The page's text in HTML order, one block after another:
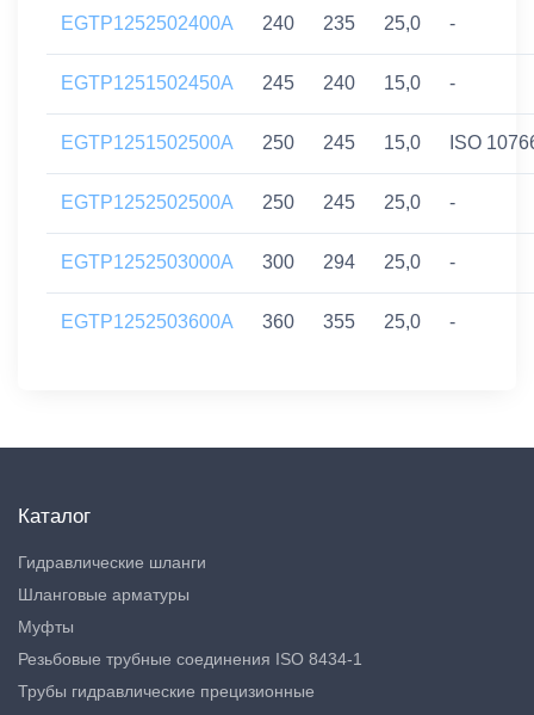
EGTP1252502400A 240 235 25,0 -
EGTP1251502450A 245 240 15,0 -
EGTP1251502500A 250 245 15,0 ISO
EGTP1252502500A 250 245 25,0 -
EGTP1252503000A 300 294 25,0 -
EGTP1252503600A 360 355 25,0 -
Каталог
Гидравлические шланги
Шланговые арматуры
Муфты
Резьбовые трубные соединения ISO 8434-1
Трубы гидравлические прецизионные